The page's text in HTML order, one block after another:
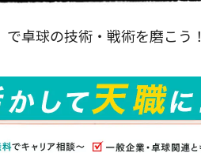
で卓球の技術・戦術を磨こう！